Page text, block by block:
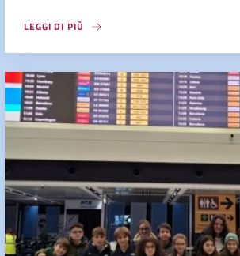
LEGGI DI PIÙ